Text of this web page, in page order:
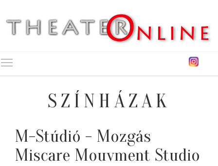
SZÍNHÁZAK
M-Stúdió - Mozgás
Miscare Mouvment Studio